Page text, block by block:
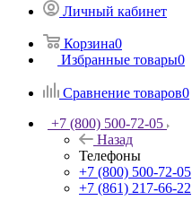
Личный кабинет
Корзина0
Избранные товары0
Сравнение товаров0
+7 (800) 500-72-05
Назад
Телефоны
+7 (800) 500-72-05
+7 (861) 217-66-22